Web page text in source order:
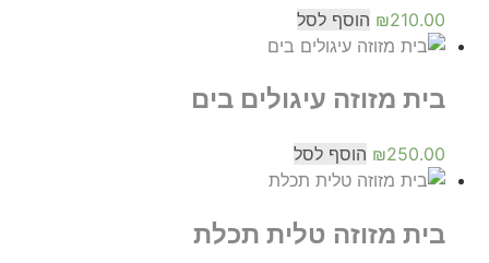
₪210.00 הוסף לסל
בית מזוזה עיגולים בים
₪250.00 הוסף לסל
בית מזוזה טלית תכלת